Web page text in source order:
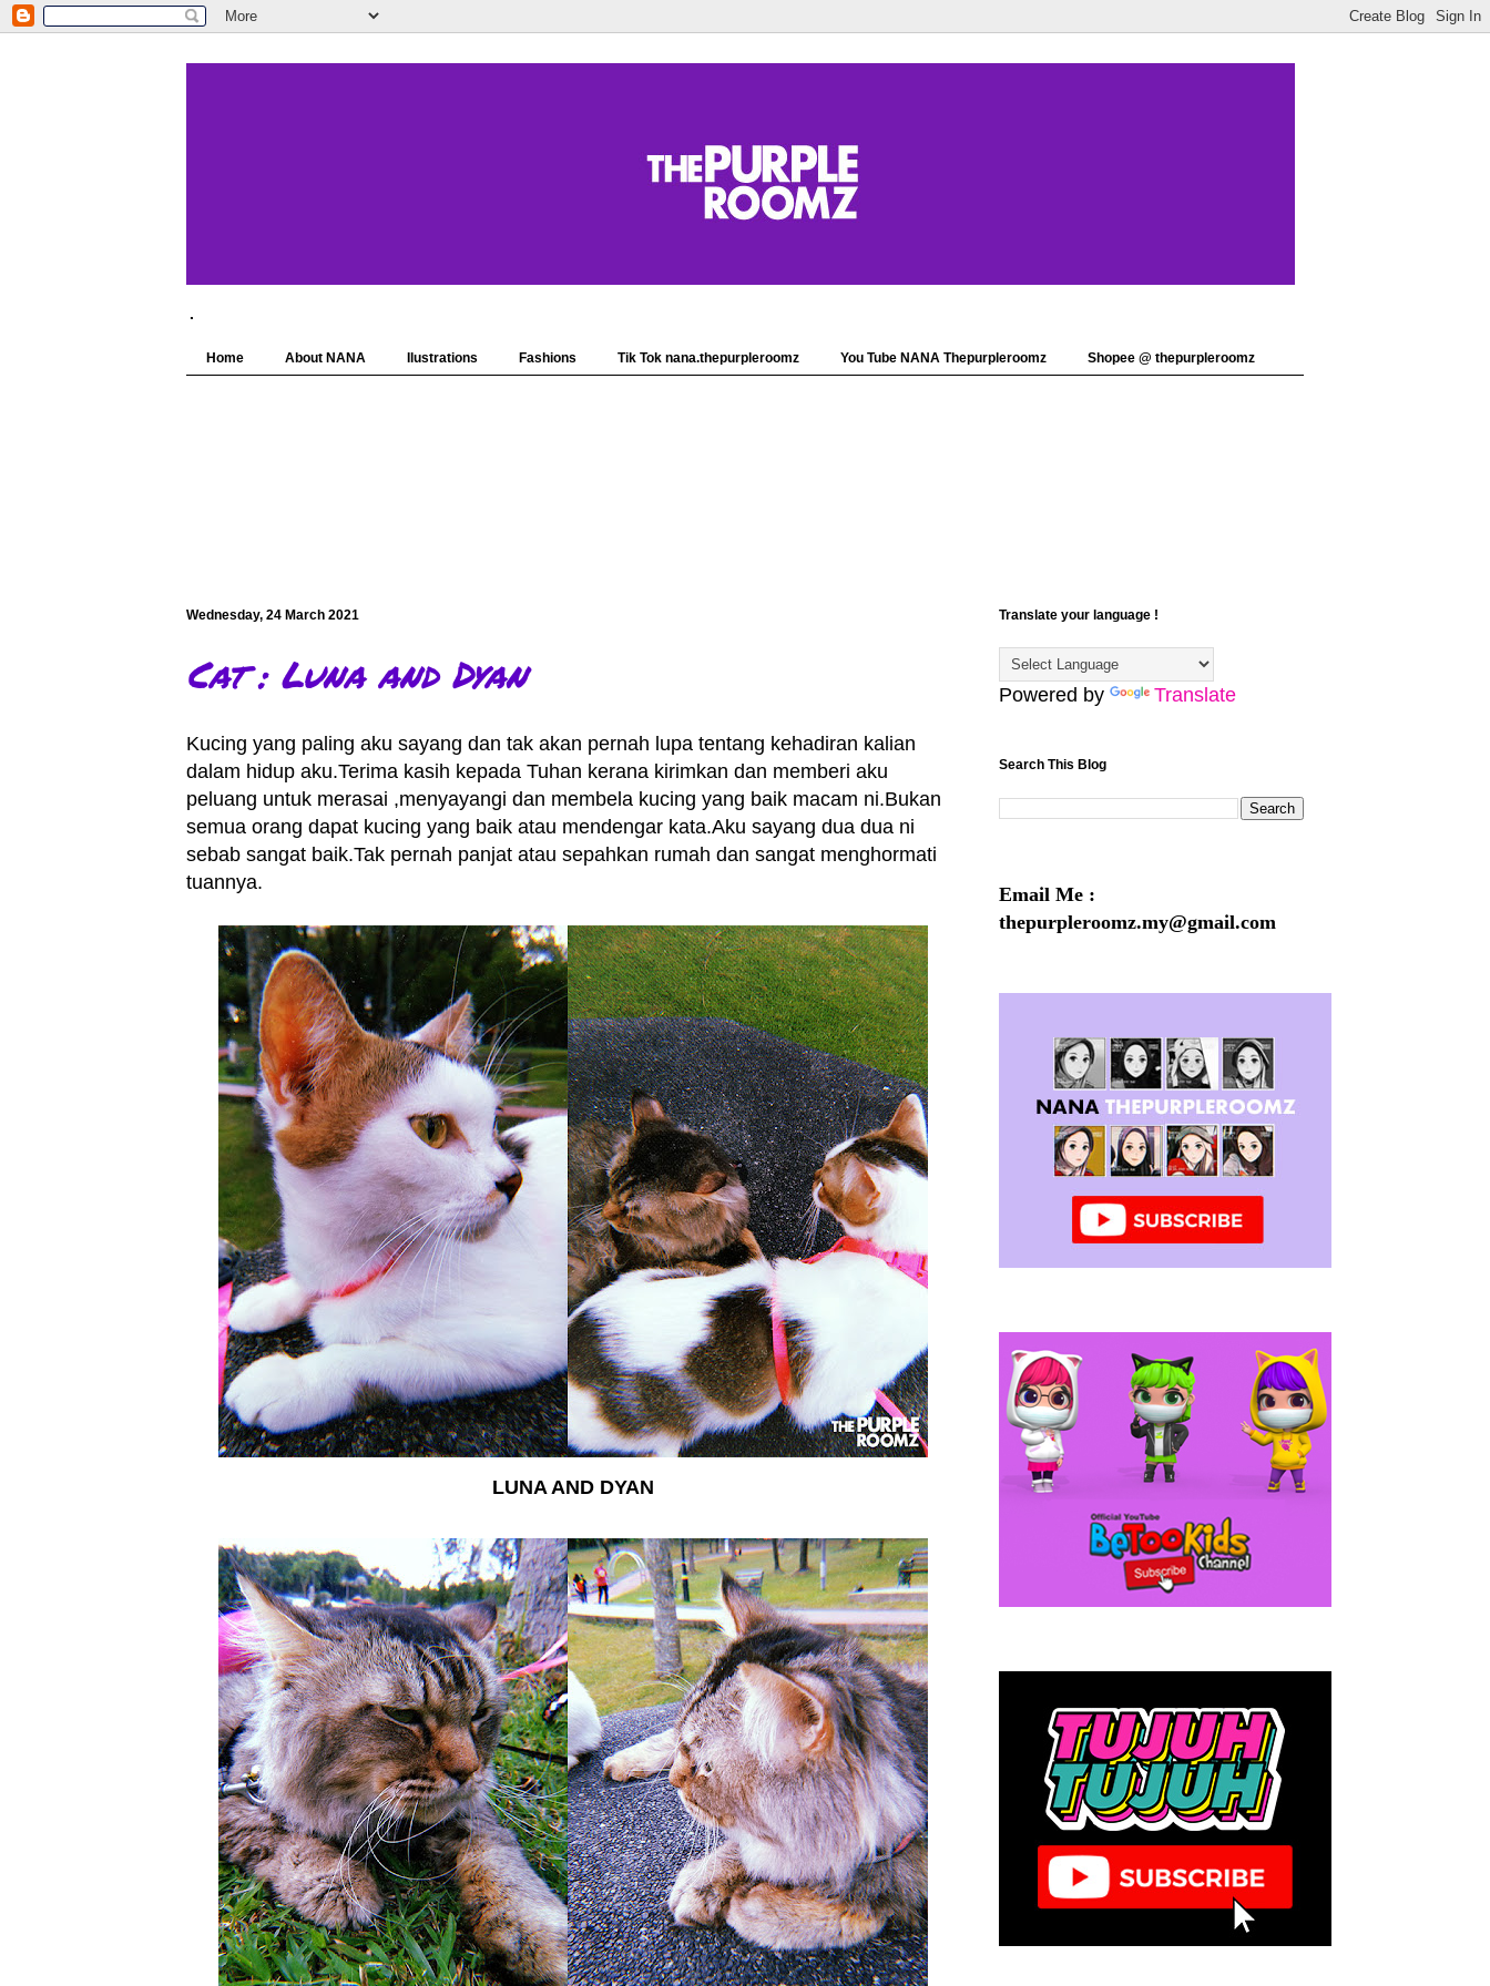
.
Home About NANA Ilustrations Fashions Tik Tok nana.thepurpleroomz You Tube NANA Thepurpleroomz Shopee @ thepurpleroomz
Wednesday, 24 March 2021
Cat : Luna and Dyan
Kucing yang paling aku sayang dan tak akan pernah lupa tentang kehadiran kalian
dalam hidup aku.Terima kasih kepada Tuhan kerana kirimkan dan memberi aku
peluang untuk merasai ,menyayangi dan membela kucing yang baik macam ni.Bukan
semua orang dapat kucing yang baik atau mendengar kata.Aku sayang dua dua ni
sebab sangat baik.Tak pernah panjat atau sepahkan rumah dan sangat menghormati
tuannya.
LUNA AND DYAN
Translate your language !
Powered by Translate
Search This Blog
Email Me :
thepurpleroomz.my@gmail.com